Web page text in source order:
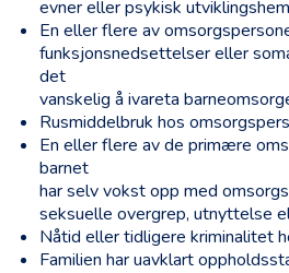
evner eller psykisk
En eller flere av
funksjonsnedsettelser eller
det
vanskelig å ivareta
Rusmiddelbruk hos
En eller flere av de primære
barnet
har selv vokst opp med
seksuelle overgrep, utnyttelse
Nåtid eller tidligere kriminalitet
Familien har uavklart